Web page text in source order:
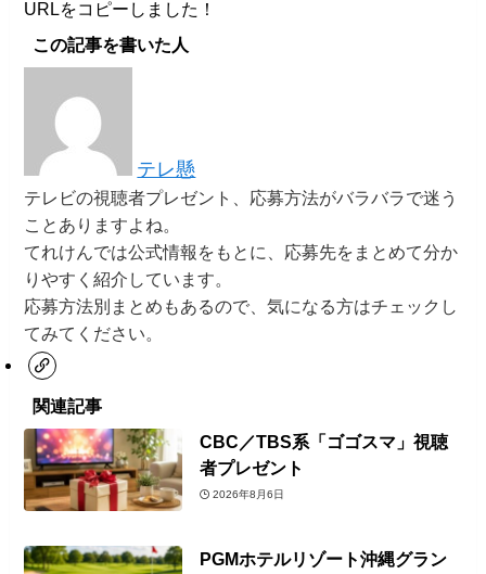
URLをコピーしました！
この記事を書いた人
テレ懸
テレビの視聴者プレゼント、応募方法がバラバラで迷う
ことありますよね。
てれけんでは公式情報をもとに、応募先をまとめて分か
りやすく紹介しています。
応募方法別まとめもあるので、気になる方はチェックし
てみてください。
関連記事
CBC／TBS系「ゴゴスマ」視聴
者プレゼント
2026年8月6日
PGMホテルリゾート沖縄グラン